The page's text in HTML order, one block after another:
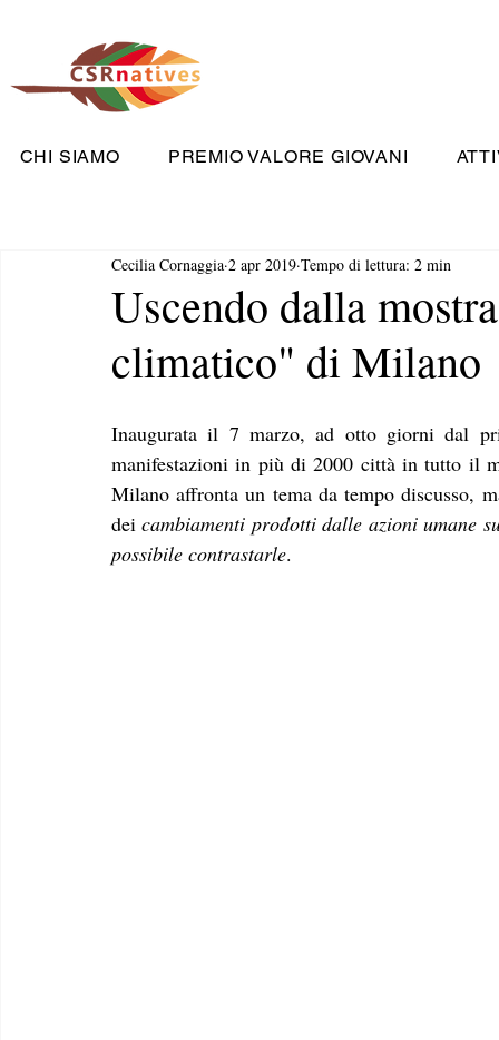
CHI SIAMO PREMIO VALORE GIOVANI
Uscendo dalla
climatico" di Milano
Cecilia Cornaggia 2 apr 2019 Tempo di lettura: 2 min
Inaugurata il 7 marzo, ad otto giorni dal
manifestazioni in più di 2000 città in tutto il
Milano affronta un tema da tempo discusso,
dei cambiamenti prodotti dalle azioni umane
possibile contrastarle.